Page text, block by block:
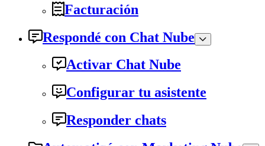
Facturación
Respondé con Chat Nube
Activar Chat Nube
Configurar tu asistente
Responder chats